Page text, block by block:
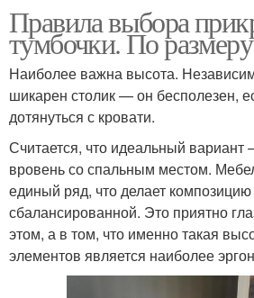
Правила выбора
тумбочки. По размеру
Наиболее важна высота.
шикарен столик — он бесполезен,
дотянуться с кровати.
Считается, что идеальный вариант
вровень со спальным местом.
единый ряд, что делает
сбалансированной. Это приятно
этом, а в том, что именно такая
элементов является наиболее